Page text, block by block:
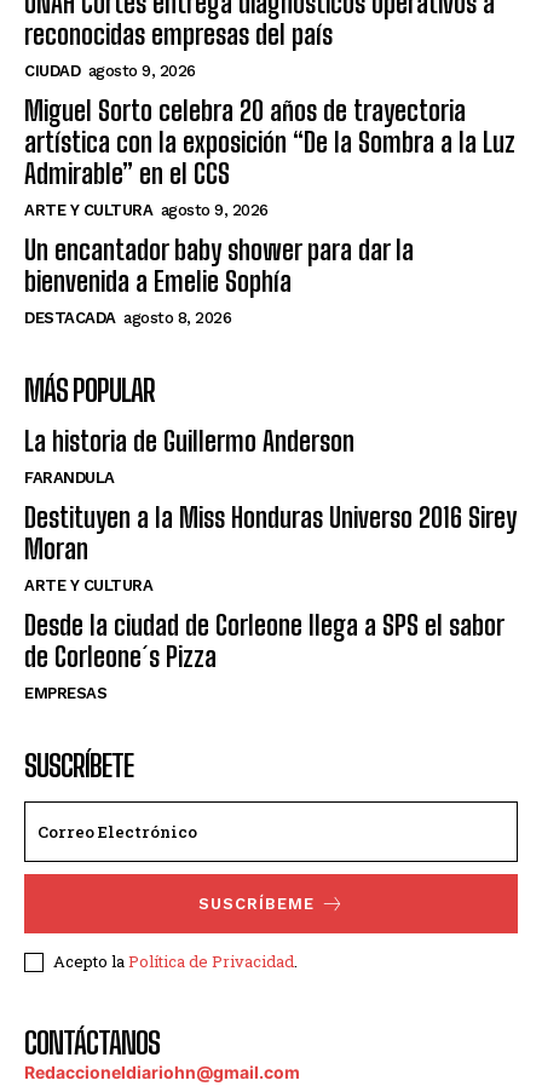
reconocidas empresas del país
CIUDAD agosto 9, 2026
Miguel Sorto celebra 20 años de trayectoria
artística con la exposición “De la Sombra a la Luz
Admirable” en el CCS
ARTE Y CULTURA agosto 9, 2026
Un encantador baby shower para dar la
bienvenida a Emelie Sophía
DESTACADA agosto 8, 2026
MÁS POPULAR
La historia de Guillermo Anderson
FARANDULA
Destituyen a la Miss Honduras Universo 2016 Sirey
Moran
ARTE Y CULTURA
Desde la ciudad de Corleone llega a SPS el sabor
de Corleone´s Pizza
EMPRESAS
SUSCRÍBETE
SUSCRÍBEME
Acepto laPolítica de Privacidad.
CONTÁCTANOS
Redaccioneldiariohn@gmail.com